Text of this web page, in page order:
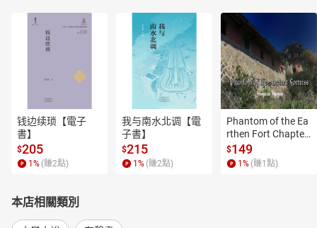
钱边续琐【電子
書】
$205
1 % (賺2點)
我与南水北调【電
子書】
$215
1 % (賺2點)
Phantom of the Ea
rthen Fort Chapter
4【有聲書】
$149
1 % (賺1 點)
本店相關類別